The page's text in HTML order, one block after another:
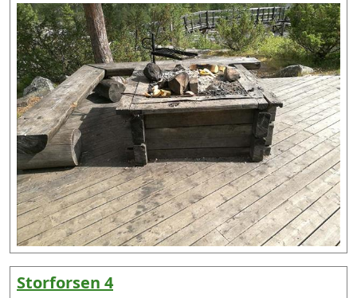
Storforsen 4